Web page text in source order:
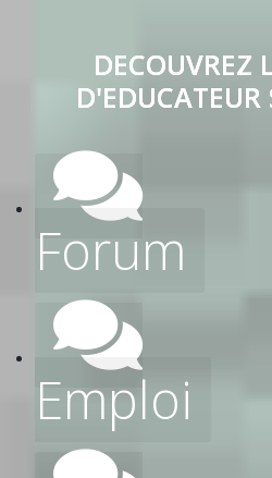
DECOUVREZ
D'EDUCATEUR
Forum
Emploi